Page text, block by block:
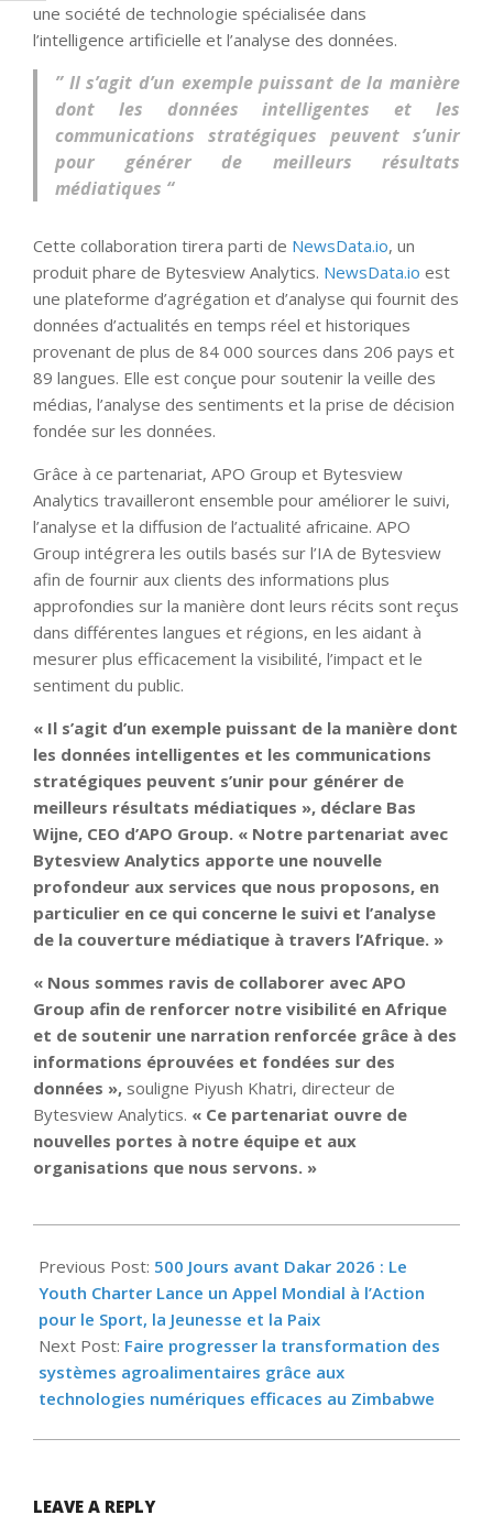
une société de technologie spécialisée dans
l’intelligence artificielle et l’analyse des données.
” Il s’agit d’un exemple puissant de la manière
dont les données intelligentes et les
communications stratégiques peuvent s’unir
pour générer de meilleurs résultats
médiatiques “
Cette collaboration tirera parti de NewsData.io, un
produit phare de Bytesview Analytics. NewsData.io est
une plateforme d’agrégation et d’analyse qui fournit des
données d’actualités en temps réel et historiques
provenant de plus de 84 000 sources dans 206 pays et
89 langues. Elle est conçue pour soutenir la veille des
médias, l’analyse des sentiments et la prise de décision
fondée sur les données.
Grâce à ce partenariat, APO Group et Bytesview
Analytics travailleront ensemble pour améliorer le suivi,
l’analyse et la diffusion de l’actualité africaine. APO
Group intégrera les outils basés sur l’IA de Bytesview
afin de fournir aux clients des informations plus
approfondies sur la manière dont leurs récits sont reçus
dans différentes langues et régions, en les aidant à
mesurer plus efficacement la visibilité, l’impact et le
sentiment du public.
« Il s’agit d’un exemple puissant de la manière dont
les données intelligentes et les communications
stratégiques peuvent s’unir pour générer de
meilleurs résultats médiatiques », déclare Bas
Wijne, CEO d’APO Group. « Notre partenariat avec
Bytesview Analytics apporte une nouvelle
profondeur aux services que nous proposons, en
particulier en ce qui concerne le suivi et l’analyse
de la couverture médiatique à travers l’Afrique. »
« Nous sommes ravis de collaborer avec APO
Group afin de renforcer notre visibilité en Afrique
et de soutenir une narration renforcée grâce à des
informations éprouvées et fondées sur des
données », souligne Piyush Khatri, directeur de
Bytesview Analytics. « Ce partenariat ouvre de
nouvelles portes à notre équipe et aux
organisations que nous servons. »
06-
27
Previous Post: 500 Jours avant Dakar 2026 : Le
Youth Charter Lance un Appel Mondial à l’Action
pour le Sport, la Jeunesse et la Paix
Next Post: Faire progresser la transformation des
systèmes agroalimentaires grâce aux
technologies numériques efficaces au Zimbabwe
LEAVE A REPLY